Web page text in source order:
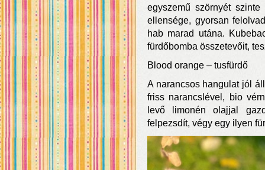
egyszemű szörnyét
ellensége, gyorsan
hab marad utána.
fürdőbomba összetevőit,
Blood orange – tusfürdő
A narancsos hangulat jól
friss narancslével, bio
levő limonén olajjal
felpezsdít, végy egy ilyen